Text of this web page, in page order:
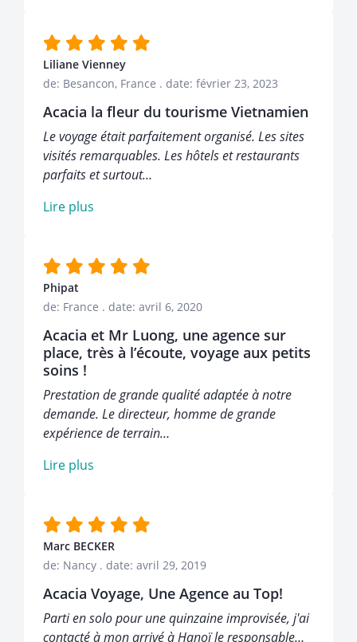
Liliane Vienney
de: Besancon, France . date: février 23, 2023
Acacia la fleur du tourisme Vietnamien
Le voyage était parfaitement organisé. Les sites
visités remarquables. Les hôtels et restaurants
parfaits et surtout…
Lire plus
Phipat
de: France . date: avril 6, 2020
Acacia et Mr Luong, une agence sur
place, très à l’écoute, voyage aux petits
soins !
Prestation de grande qualité adaptée à notre
demande. Le directeur, homme de grande
expérience de terrain…
Lire plus
Marc BECKER
de: Nancy . date: avril 29, 2019
Acacia Voyage, Une Agence au Top!
Parti en solo pour une quinzaine improvisée, j'ai
contacté à mon arrivé à Hanoï le responsable…